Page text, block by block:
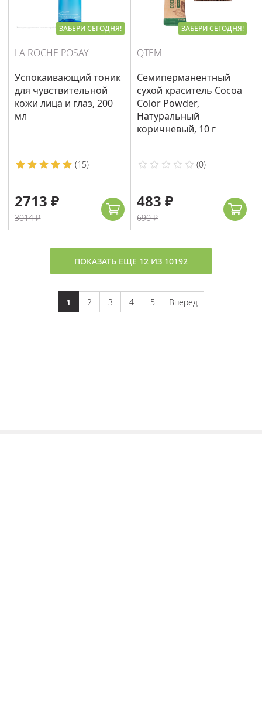
ЗАБЕРИ СЕГОДНЯ!
LA ROCHE POSAY
Успокаивающий тоник
для чувствительной
кожи лица и глаз, 200
мл
(15)
2713 ₽
3014 ₽
ЗАБЕРИ СЕГОДНЯ!
QTEM
Семиперманентный
сухой краситель Cocoa
Color Powder,
Натуральный
коричневый, 10 г
(0)
483 ₽
690 ₽
ПОКАЗАТЬ ЕЩЕ 12 ИЗ 10192
1 2 3 4 5 Вперед